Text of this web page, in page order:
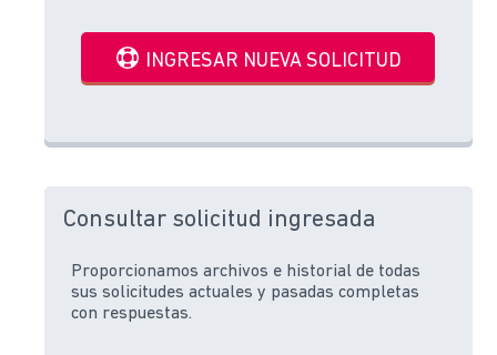
INGRESAR NUEVA SOLICITUD
Consultar solicitud ingresada
Proporcionamos archivos e historial de todas
sus solicitudes actuales y pasadas completas
con respuestas.